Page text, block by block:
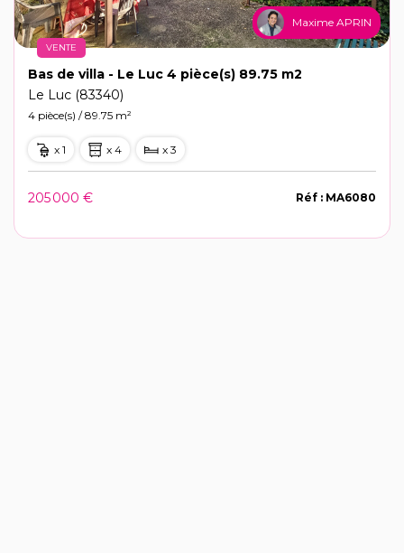
Maxime APRIN
VENTE
Bas de villa - Le Luc 4 pièce(s) 89.75 m2
Le Luc (83340)
4 pièce(s) / 89.75 m²
x 1 x 4 x 3
205 000 € Réf : MA6080